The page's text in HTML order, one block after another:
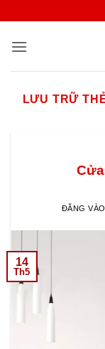
nội
LƯU TRỮ
ĐĂNG VÀO
14
Th5